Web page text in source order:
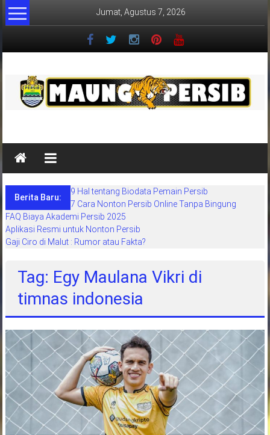
Lompat
ke
Jumat, Agustus 7, 2026
Maung
Persib
situs
berita
khusus
sepakbola
jawa
barat
Berita Baru:
9 Hal tentang Biodata Pemain Persib
7 Cara Nonton Persib Online Tanpa Bingung
FAQ Biaya Akademi Persib 2025
Aplikasi Resmi untuk Nonton Persib
Gaji Ciro di Malut : Rumor atau Fakta?
Tag: Egy Maulana Vikri di
timnas indonesia